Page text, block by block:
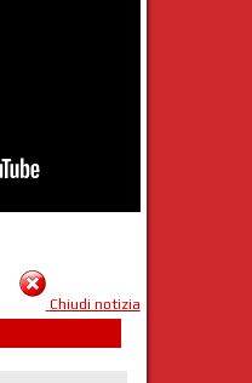
Chiudi notizia